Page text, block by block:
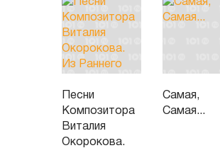
Песни
Композитора
Виталия
Окорокова.
Самая,
Самая...